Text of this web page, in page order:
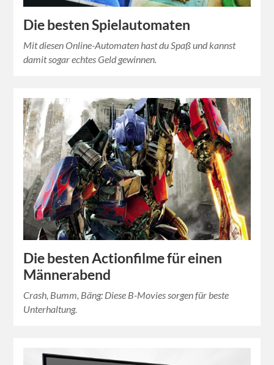
Die besten Spielautomaten
Mit diesen Online-Automaten hast du Spaß und kannst
damit sogar echtes Geld gewinnen.
Die besten Actionfilme für einen
Männerabend
Crash, Bumm, Bäng: Diese B-Movies sorgen für beste
Unterhaltung.